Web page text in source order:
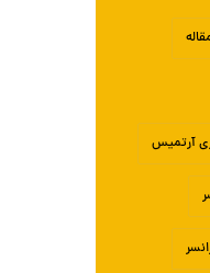
آرتمیس